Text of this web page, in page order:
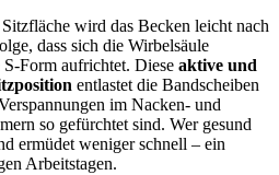
wird das Becken leicht nach
dass sich die Wirbelsäule
Form aufrichtet. Diese aktive und
entlastet die Bandscheiben
im Nacken- und
so gefürchtet sind. Wer gesund
ermüdet weniger schnell – ein
Arbeitstagen.